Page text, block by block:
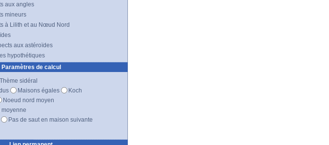
aux angles
mineurs
à Lilith et au Nœud Nord
aux astéroïdes
hypothétiques
Paramètres de calcul
Thème sidéral
Maisons égales
Koch
Noeud nord moyen
moyenne
Pas de saut en maison suivante